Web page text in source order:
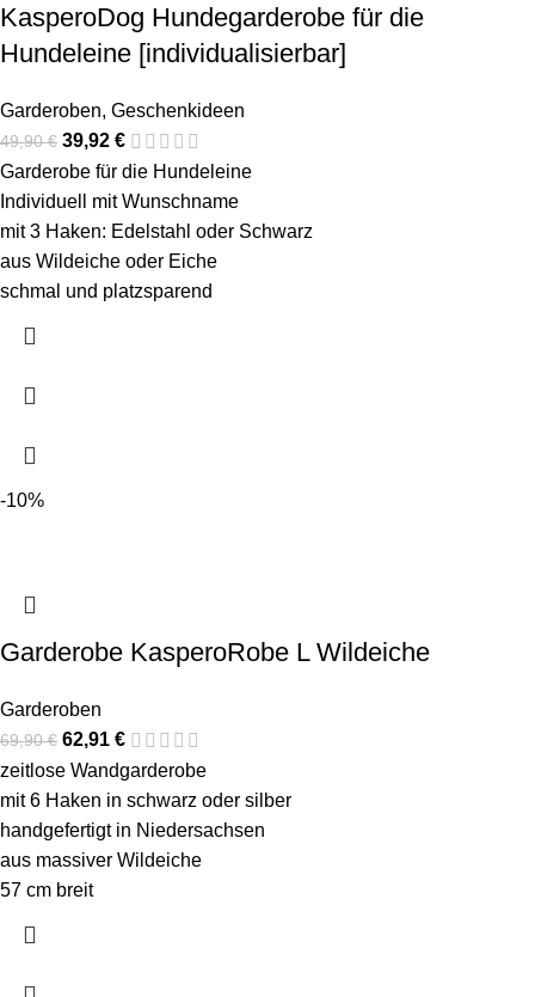
KasperoDog Hundegarderobe für die
Hundeleine [individualisierbar]
Garderoben, Geschenkideen
49,90€ 39,92 €
Garderobe für die Hundeleine
Individuell mit Wunschname
mit 3 Haken: Edelstahl oder Schwarz
aus Wildeiche oder Eiche
schmal und platzsparend
-10%
Garderobe KasperoRobe L Wildeiche
Garderoben
69,90€ 62,91 €
zeitlose Wandgarderobe
mit 6 Haken in schwarz oder silber
handgefertigt in Niedersachsen
aus massiver Wildeiche
57 cm breit